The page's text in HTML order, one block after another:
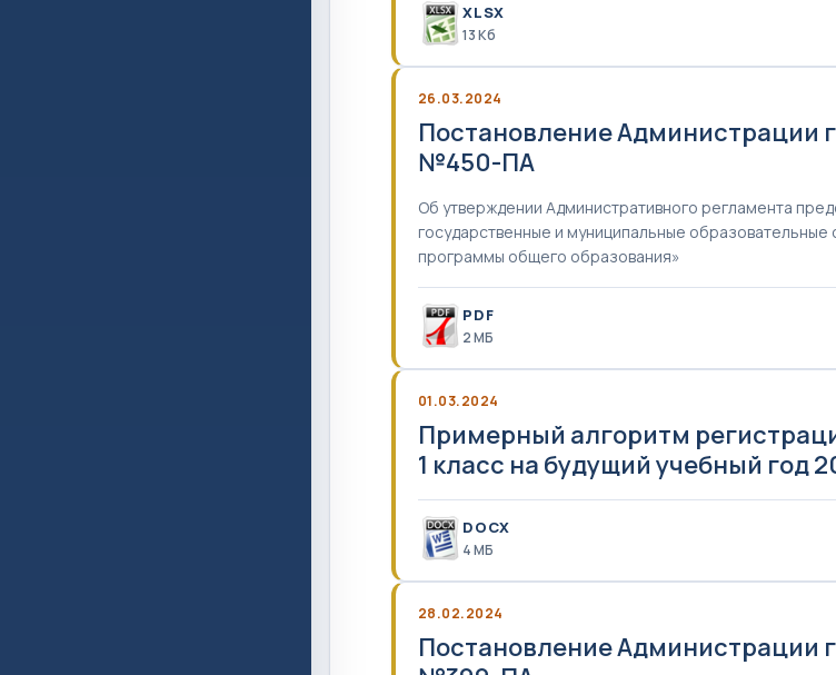
XLSX
13 Кб
26.03.2024
Постановление Администрации
№450-ПА
Об утверждении Административного регламента
государственные и муниципальные
программы общего образования»
PDF
2 MБ
01.03.2024
Примерный алгоритм
1 класс на будущий учебный год
DOCX
4 MБ
28.02.2024
Постановление Администрации